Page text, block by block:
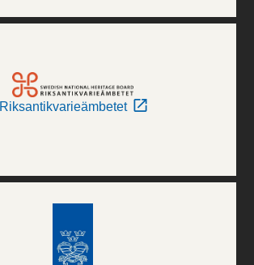
Riksantikvarieämbetet